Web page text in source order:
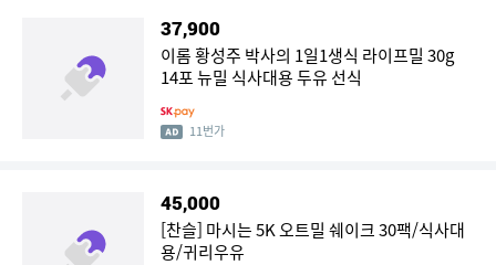
37,900
이롬 황성주 박사의 1일1생식 라이프밀 30g
14포 뉴밀 식사대용 두유 선식
11번가
45,000
[찬슬] 마시는 5K 오트밀 쉐이크 30팩/식사대
용/귀리우유